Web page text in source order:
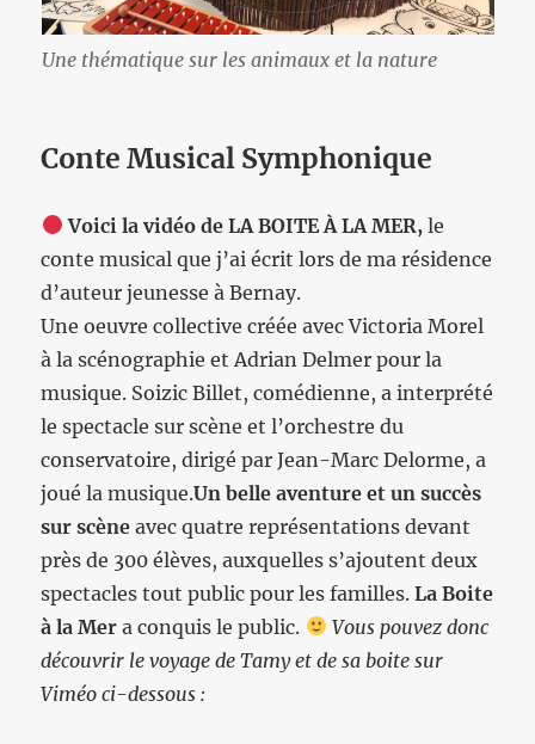
Une thématique sur les animaux et la nature
Conte Musical Symphonique
Voici la vidéo de LA BOITE À LA MER, le
conte musical que j’ai écrit lors de ma résidence
d’auteur jeunesse à Bernay.
Une oeuvre collective créée avec Victoria Morel
à la scénographie et Adrian Delmer pour la
musique. Soizic Billet, comédienne, a interprété
le spectacle sur scène et l’orchestre du
conservatoire, dirigé par Jean-Marc Delorme, a
joué la musique.Un belle aventure et un succès
sur scène avec quatre représentations devant
près de 300 élèves, auxquelles s’ajoutent deux
spectacles tout public pour les familles.La Boite
à la Mer a conquis le public.
Vous pouvez donc
découvrir le voyage de Tamy et de sa boite sur
Viméo ci-dessous :